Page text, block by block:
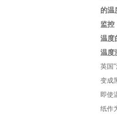
的温
监控
温度
温度
英国
变成
即使
纸作